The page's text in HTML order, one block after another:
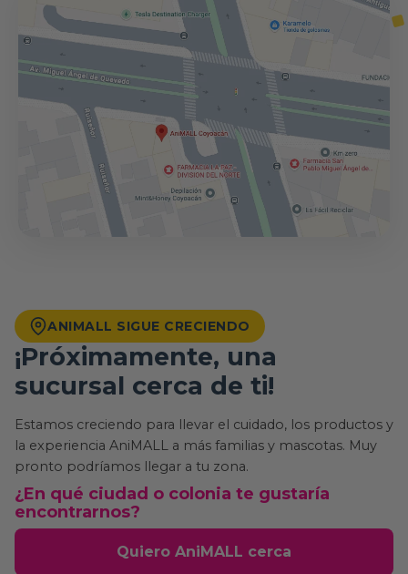
ANIMALL SIGUE CRECIENDO
¡Próximamente, una
sucursal cerca de ti!
Estamos creciendo para llevar el cuidado, los productos y
la experiencia AniMALL a más familias y mascotas. Muy
pronto podríamos llegar a tu zona.
¿En qué ciudad o colonia te gustaría
encontrarnos?
Quiero AniMALL cerca